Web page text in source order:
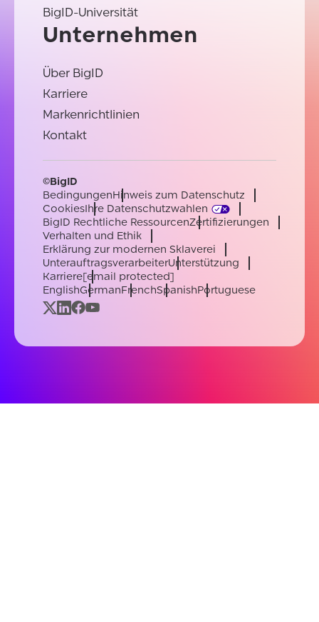
BigID-Universität
Unternehmen
Über BigID
Karriere
Markenrichtlinien
Kontakt
©BigID
BedingungenHinweis zum Datenschutz
CookiesIhre Datenschutzwahlen
BigID Rechtliche RessourcenZertifizierungen
Verhalten und Ethik
Erklärung zur modernen Sklaverei
UnterauftragsverarbeiterUnterstützung
Karriere[email protected]
EnglishGermanFrenchSpanishPortuguese